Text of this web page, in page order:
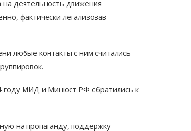
на деятельность движения
фактически легализовав
любые контакты с ним считались
году МИД и Минюст РФ обратились к
на пропаганду, поддержку